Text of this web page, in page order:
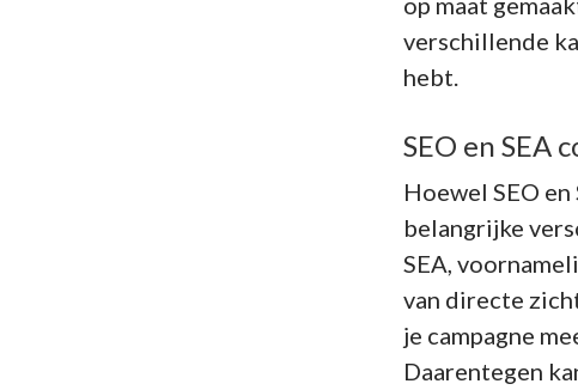
verschillende
hebt.
SEO en SEA
Hoewel SEO
belangrijke
SEA,
van directe
je campagne
Daarentegen